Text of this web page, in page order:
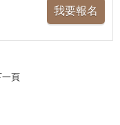
一頁